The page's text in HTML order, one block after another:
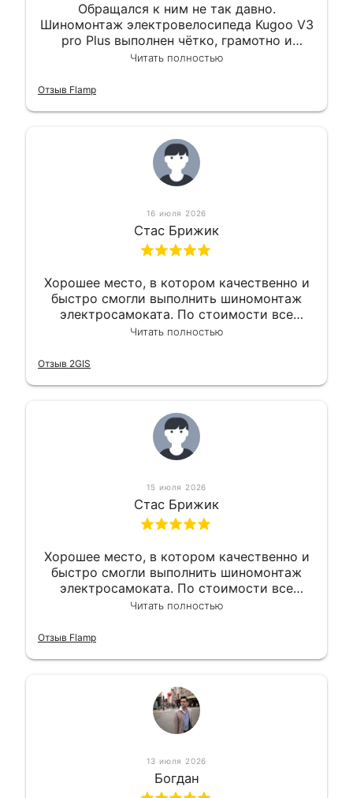
Обращался к ним не так давно.
Шиномонтаж электровелосипеда Kugoo V3
pro Plus выполнен чётко, грамотно и
квалифицированно. Всё сделано
Читать полностью
Отзыв Flamp
16 июля 2026
Стас Брижик
Хорошее место, в котором качественно и
быстро смогли выполнить шиномонтаж
электросамоката. По стоимости все
вышло вообще приемлемо хочу сказать.
Читать полностью
Отзыв 2GIS
15 июля 2026
Стас Брижик
Хорошее место, в котором качественно и
быстро смогли выполнить шиномонтаж
электросамоката. По стоимости все
вышло вообще приемлемо хочу сказать.
Читать полностью
Отзыв Flamp
13 июля 2026
Богдан